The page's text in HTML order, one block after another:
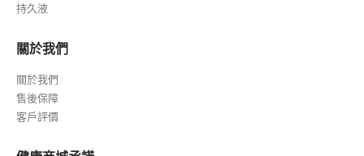
持久液
關於我們
關於我們
售後保障
客戶評價